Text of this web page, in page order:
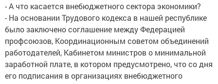
- А что касается внебюджетного сектора экономики?
- На основании Трудового кодекса в нашей республике
было заключено соглашение между Федерацией
профсоюзов, Координационным советом объединений
работодателей, Кабинетом министров о минимальной
заработной плате, в котором предусмотрено, что со дня
его подписания в организациях внебюджетного